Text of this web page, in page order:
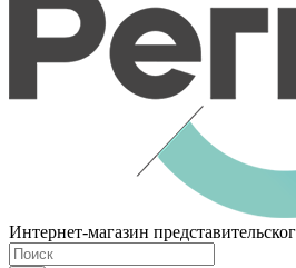
Интернет-магазин